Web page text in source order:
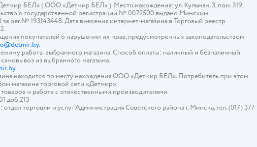
БЕЛ» ( ООО «Детмир БЕЛ» ). Место нахождения: ул. Кульман, 3, пом. 319,
о государственной регистрации № 0072500 выдано Минским
рег.№ 193143448. Дата внесения интернет-магазина в Торговый реестр
покупателей о нарушении их прав, предусмотренных законодательством
.
работы выбранного магазина. Способ оплаты: наличный и безналичный
из выбранного магазина.
находится по месту нахождения ООО «Детмир БЕЛ». Потребитель при этом
магазине торговой сети «Детмир».
и работе с отечественными производителями
доб.213
торговли и услуг Администрация Советского района г. Минска, тел. (017) 377-